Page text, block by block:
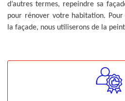
d’autres termes, repeindre sa
pour rénover votre habitation.
la façade, nous utiliserons de la